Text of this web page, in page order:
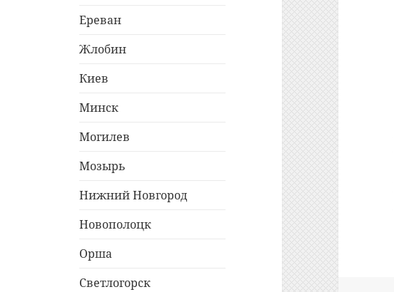
Ереван
Жлобин
Киев
Минск
Могилев
Мозырь
Нижний Новгород
Новополоцк
Орша
Светлогорск